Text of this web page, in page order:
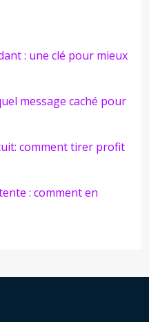
: une clé pour mieux
message caché pour
comment tirer profit
: comment en